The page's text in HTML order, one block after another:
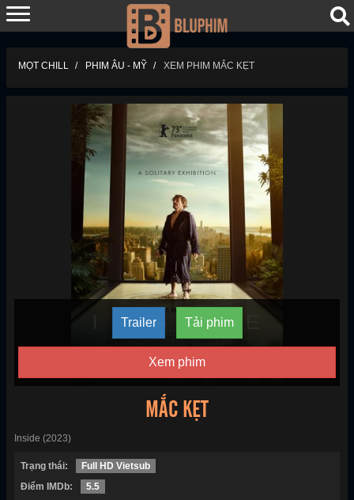
MỌT CHILL PHIM ÂU - MỸ XEM PHIM MẮC KẸT
Trailer Tải phim
Xem phim
MẮC KẸT
Inside (2023)
Trạng thái:
Full HD Vietsub
Điểm IMDb:
5.5